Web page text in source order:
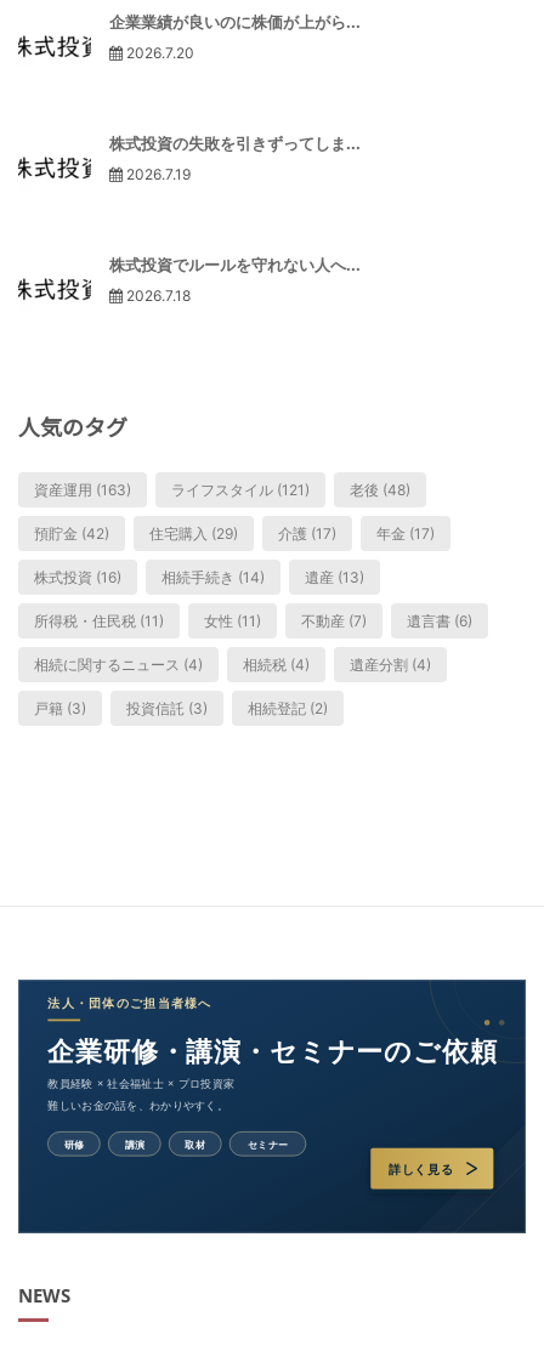
企業業績が良いのに株価が上がら...
2026.7.20
株式投資の失敗を引きずってしま...
2026.7.19
株式投資でルールを守れない人へ...
2026.7.18
人気のタグ
資産運用 (163) ライフスタイル (121) 老後 (48)
預貯金 (42) 住宅購入 (29) 介護 (17) 年金 (17)
株式投資 (16) 相続手続き (14) 遺産 (13)
所得税・住民税 (11) 女性 (11) 不動産 (7) 遺言書 (6)
相続に関するニュース (4) 相続税 (4) 遺産分割 (4)
戸籍 (3) 投資信託 (3) 相続登記 (2)
NEWS